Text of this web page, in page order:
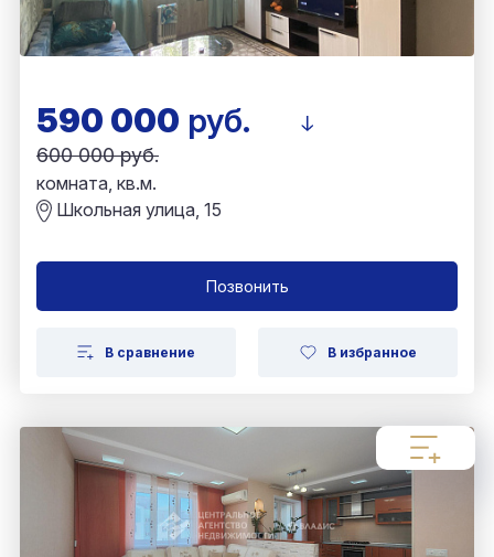
590 000 руб.
600 000 руб.
комната, кв.м.
Школьная улица, 15
Позвонить
В сравнение В избранное